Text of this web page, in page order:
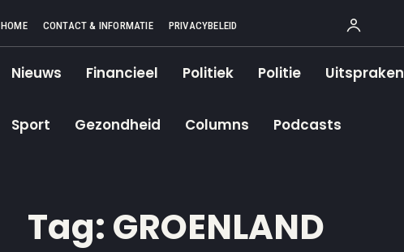
HOME CONTACT & INFORMATIE PRIVACYBELEID
Nieuws Financieel Politiek Politie Uitspraken
Sport Gezondheid Columns Podcasts
Tag: GROENLAND